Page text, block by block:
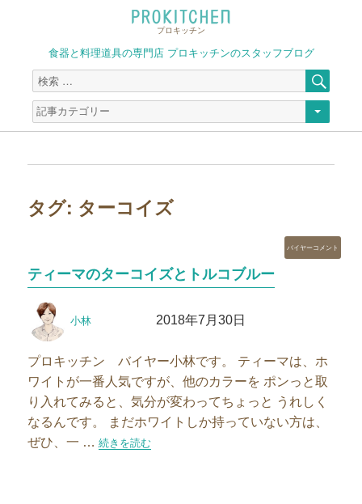
プロキッチン
食器と料理道具の専門店 プロキッチンのスタッフブログ
検
索
対
象:
索
タグ: ターコイズ
ティーマのターコイズとトルコブルー
稿
小林稿
2018年7月30日
カ
テ
バイヤーコメント
プロキッチン バイヤー小林です。 ティーマは、ホ
ワイトが一番人気ですが、他のカラーを ポンっと取
り入れてみると、気分が変わってちょっと うれしく
なるんです。 まだホワイトしか持っていない方は、
ぜひ、一 …“ティーマのターコイズとトルコブルー”の
続きを読む